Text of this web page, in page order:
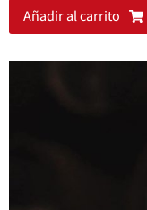
Añadir al carrito